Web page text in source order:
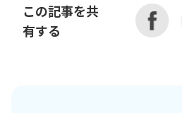
この記事を共
有する